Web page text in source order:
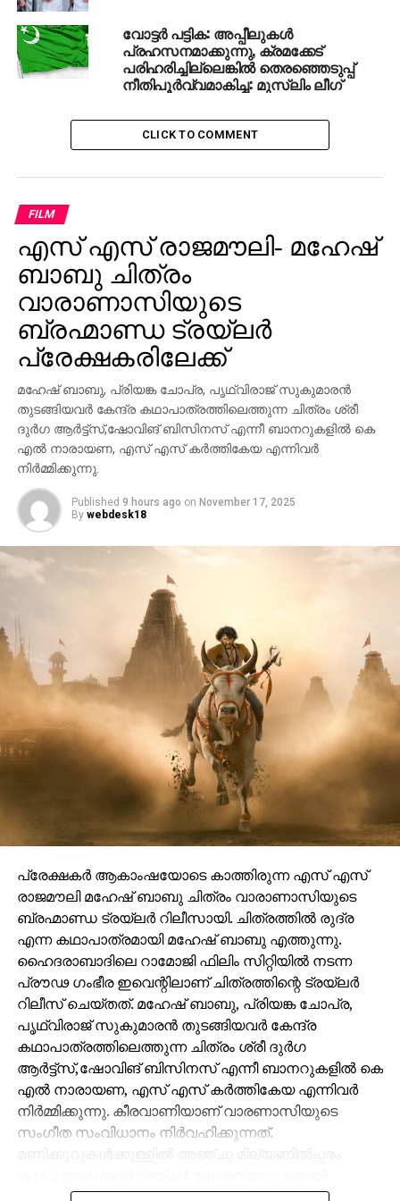
വോട്ടര്‍ പട്ടിക: അപ്പീലുകള്‍
പ്രഹസനമാക്കുന്നു, ക്രമക്കേട്
പരിഹരിച്ചില്ലെങ്കില്‍ തെരഞ്ഞെടുപ്പ്
നീതിപൂര്‍വ്വമാകിച്ച: മുസ്‌ലിം ലീഗ്‌
CLICK TO COMMENT
FILM
എസ് എസ് രാജമൗലി- മഹേഷ്
ബാബു ചിത്രം
വാരാണാസിയുടെ
ബ്രഹ്മാണ്ഡ ട്രയ്ലർ
പ്രേക്ഷകരിലേക്ക്
മഹേഷ് ബാബു, പ്രിയങ്ക ചോപ്ര, പൃഥ്വിരാജ് സുകുമാരൻ
തുടങ്ങിയവർ കേന്ദ്ര കഥാപാത്രത്തിലെത്തുന്ന ചിത്രം ശ്രീ
ദുർഗ ആർട്ട്സ്,ഷോവിങ് ബിസിനസ് എന്നീ ബാനറുകളിൽ കെ
എൽ നാരായണ, എസ് എസ് കർത്തികേയ എന്നിവർ
നിർമ്മിക്കുന്നു.
Published 9 hours ago on November 17, 2025
By webdesk18
പ്രേക്ഷകർ ആകാംഷയോടെ കാത്തിരുന്ന എസ് എസ്
രാജമൗലി മഹേഷ് ബാബു ചിത്രം വാരാണാസിയുടെ
ബ്രഹ്മാണ്ഡ ട്രയ്ലർ റിലീസായി. ചിത്രത്തിൽ രുദ്ര
എന്ന കഥാപാത്രമായി മഹേഷ് ബാബു എത്തുന്നു.
ഹൈദരാബാദിലെ റാമോജി ഫിലിം സിറ്റിയിൽ നടന്ന
പ്രൗഢ ഗംഭീര ഇവെന്റിലാണ് ചിത്രത്തിന്റെ ട്രയ്ലർ
റിലീസ് ചെയ്തത്. മഹേഷ് ബാബു, പ്രിയങ്ക ചോപ്ര,
പൃഥ്വിരാജ് സുകുമാരൻ തുടങ്ങിയവർ കേന്ദ്ര
കഥാപാത്രത്തിലെത്തുന്ന ചിത്രം ശ്രീ ദുർഗ
ആർട്ട്സ്,ഷോവിങ് ബിസിനസ് എന്നീ ബാനറുകളിൽ കെ
എൽ നാരായണ, എസ് എസ് കർത്തികേയ എന്നിവർ
നിർമ്മിക്കുന്നു. കീരവാണിയാണ് വാരണാസിയുടെ
സംഗീത സംവിധാനം നിർവഹിക്കുന്നത്.
ട്രെൻഡിങ്ങിൽ മുന്നിലാണ്.